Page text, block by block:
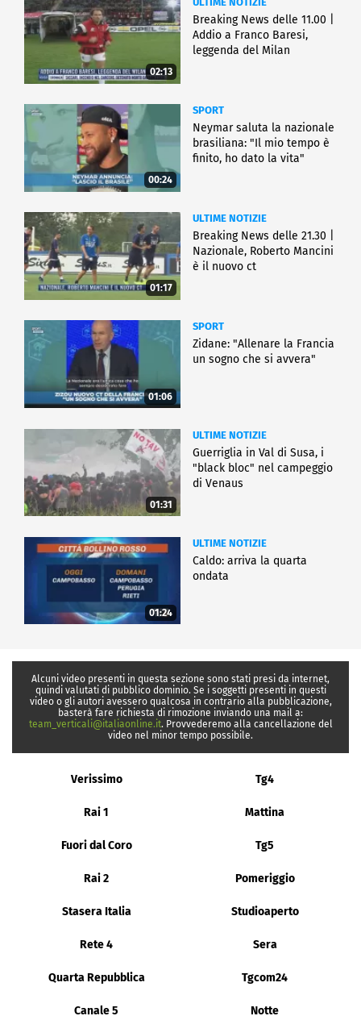
02:13
Breaking News delle 11.00 |
Addio a Franco Baresi,
leggenda del Milan
00:24
SPORT
Neymar saluta la nazionale
brasiliana: "Il mio tempo è
finito, ho dato la vita"
01:17
ULTIME NOTIZIE
Breaking News delle 21.30 |
Nazionale, Roberto Mancini
è il nuovo ct
01:06
SPORT
Zidane: "Allenare la Francia
un sogno che si avvera"
01:31
ULTIME NOTIZIE
Guerriglia in Val di Susa, i
"black bloc" nel campeggio
di Venaus
01:24
ULTIME NOTIZIE
Caldo: arriva la quarta
ondata
Alcuni video presenti in questa sezione sono stati presi da internet,
quindi valutati di pubblico dominio. Se i soggetti presenti in questi
video o gli autori avessero qualcosa in contrario alla pubblicazione,
basterà fare richiesta di rimozione inviando una mail a:
team_verticali@italiaonline.it. Provvederemo alla cancellazione del
video nel minor tempo possibile.
Verissimo Tg4
Rai 1 Mattina
Fuori dal Coro Tg5
Rai 2 Pomeriggio
Stasera Italia Studioaperto
Rete 4 Sera
Quarta Repubblica Tgcom24
Canale 5 Notte